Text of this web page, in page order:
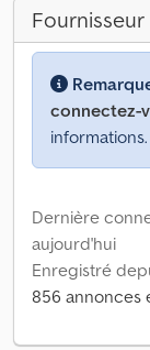
Fournisseur
connectez-
informations.
Dernière
aujourd'hui
Enregistré
856 annonces